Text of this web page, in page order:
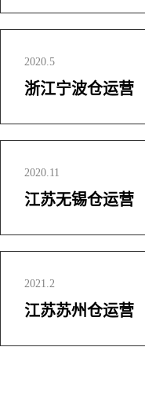
2020.5
浙江宁波仓运营
2020.11
江苏无锡仓运营
2021.2
江苏苏州仓运营